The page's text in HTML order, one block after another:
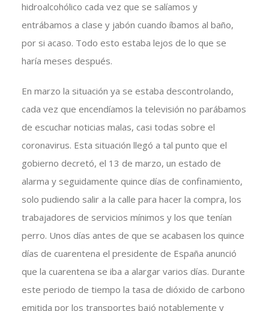
hidroalcohólico cada vez que se salíamos y
entrábamos a clase y jabón cuando íbamos al baño,
por si acaso. Todo esto estaba lejos de lo que se
haría meses después.
En marzo la situación ya se estaba descontrolando,
cada vez que encendíamos la televisión no parábamos
de escuchar noticias malas, casi todas sobre el
coronavirus. Esta situación llegó a tal punto que el
gobierno decretó, el 13 de marzo, un estado de
alarma y seguidamente quince días de confinamiento,
solo pudiendo salir a la calle para hacer la compra, los
trabajadores de servicios mínimos y los que tenían
perro. Unos días antes de que se acabasen los quince
días de cuarentena el presidente de España anunció
que la cuarentena se iba a alargar varios días. Durante
este periodo de tiempo la tasa de dióxido de carbono
emitida por los transportes bajó notablemente y